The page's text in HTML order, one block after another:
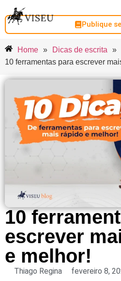
Publique
Home » Dicas de escrita
»
10 ferramentas para escrever
10
escrever
e melhor!
Thiago Regina fevereiro 8,